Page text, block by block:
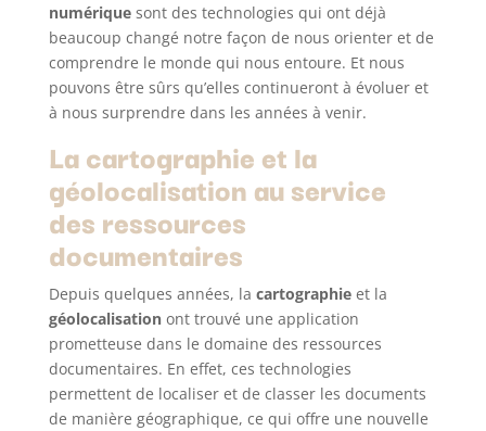
numériquesont des technologies qui ont déjà
beaucoup changé notre façon de nous orienter et de
comprendre le monde qui nous entoure. Et nous
pouvons être sûrs qu’elles continueront à évoluer et
à nous surprendre dans les années à venir.
La cartographie et la
géolocalisation au service
des ressources
documentaires
Depuis quelques années, la cartographieet la
géolocalisationont trouvé une application
prometteuse dans le domaine des ressources
documentaires. En effet, ces technologies
permettent de localiser et de classer les documents
de manière géographique, ce qui offre une nouvelle